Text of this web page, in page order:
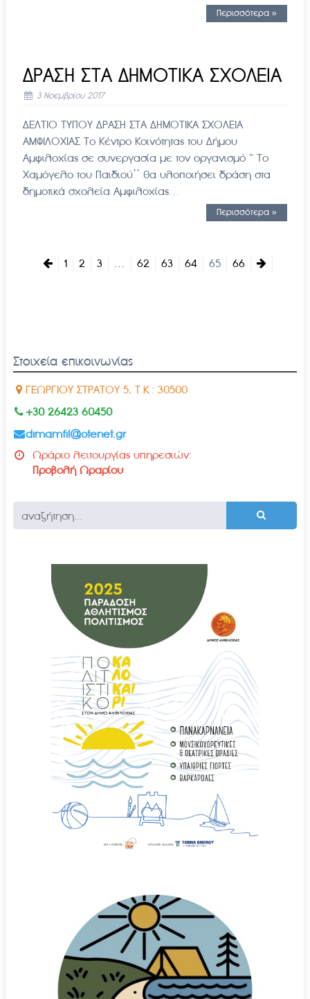
Περισσότερα »
ΔΡΑΣΗ ΣΤΑ ΔΗΜΟΤΙΚΑ ΣΧΟΛΕΙΑ
3 Νοεμβρίου 2017
ΔΕΛΤΙΟ ΤΥΠΟΥ ΔΡΑΣΗ ΣΤΑ ΔΗΜΟΤΙΚΑ ΣΧΟΛΕΙΑ
ΑΜΦΙΛΟΧΙΑΣ Το Κέντρο Κοινότητας του Δήμου
Αμφιλοχίας σε συνεργασία με τον οργανισμό ” Το
Χαμόγελο του Παιδιού΄΄ θα υλοποιήσει δράση στα
δημοτικά σχολεία Αμφιλοχίας…
Περισσότερα »
1 2 3 … 62 63 64 65 66
Στοιχεία επικοινωνίας
ΓΕΩΡΓΙΟΥ ΣΤΡΑΤΟΥ 5, Τ.Κ.: 30500
+30 26423 60450
dimamfil@otenet.gr
Ωράριο λειτουργίας υπηρεσιών:
Προβολή Ωραρίου